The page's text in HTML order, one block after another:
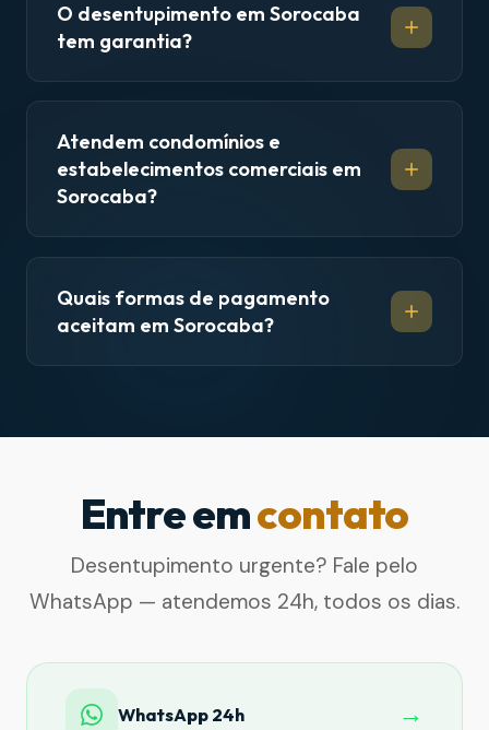
O desentupimento em Sorocaba
tem garantia?
Atendem condomínios e
estabelecimentos comerciais em
Sorocaba?
Quais formas de pagamento
aceitam em Sorocaba?
Entre emcontato
Desentupimento urgente? Fale pelo
WhatsApp — atendemos 24h, todos os dias.
WhatsApp 24h →